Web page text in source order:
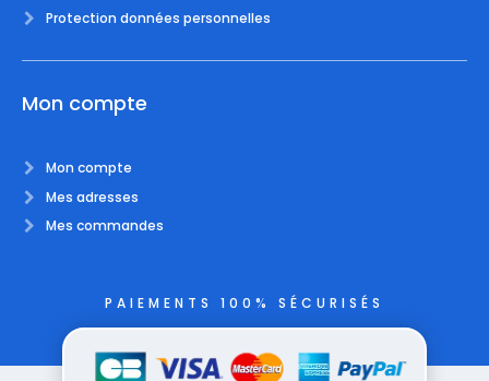
Protection données personnelles
Mon compte
Mon compte
Mes adresses
Mes commandes
PAIEMENTS 100% SÉCURISÉS